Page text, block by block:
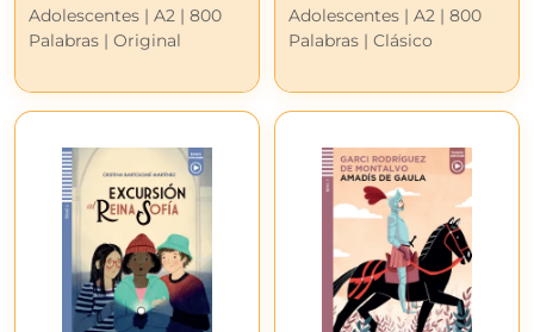
Adolescentes | A2 | 800
Palabras | Original
Adolescentes | A2 | 800
Palabras | Clásico